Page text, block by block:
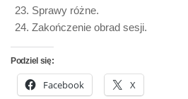
Sprawy różne.
Zakończenie obrad sesji.
Podziel się:
Facebook X